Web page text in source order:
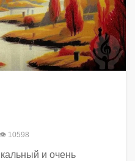
10598
и очень